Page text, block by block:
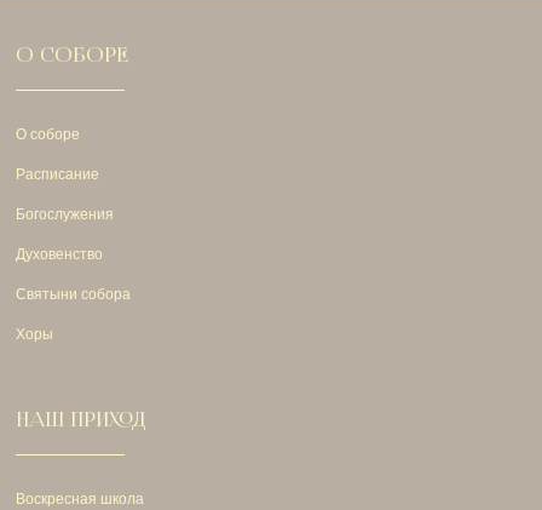
О СОБОРЕ
О соборе
Расписание
Богослужения
Духовенство
Святыни собора
Хоры
НАШ ПРИХОД
Воскресная школа